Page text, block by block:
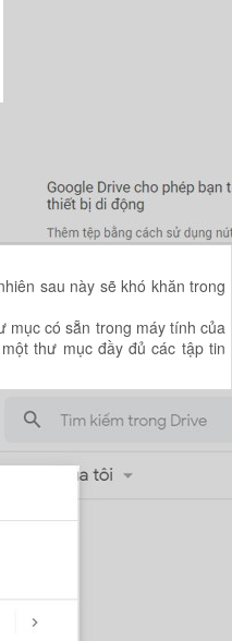
sau này sẽ khó khăn trong
mục có sẵn trong máy tính của
thư mục đầy đủ các tập tin